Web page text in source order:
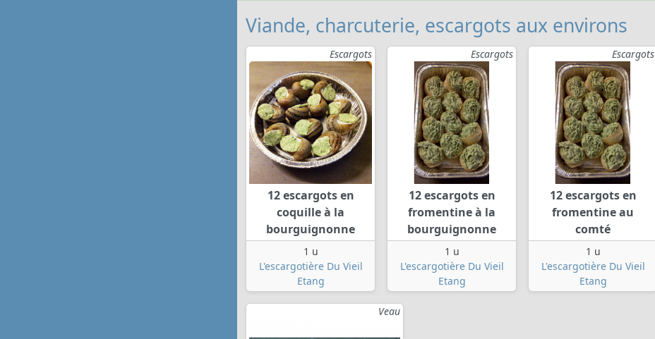
Viande, charcuterie, escargots aux environs
Escargots
12 escargots en
coquille à la
bourguignonne
1 u
L'escargotière Du Vieil
Etang
Escargots
12 escargots en
fromentine à la
bourguignonne
1 u
L'escargotière Du Vieil
Etang
Escargots
12 escargots en
fromentine au
comté
1 u
L'escargotière Du Vieil
Etang
Veau